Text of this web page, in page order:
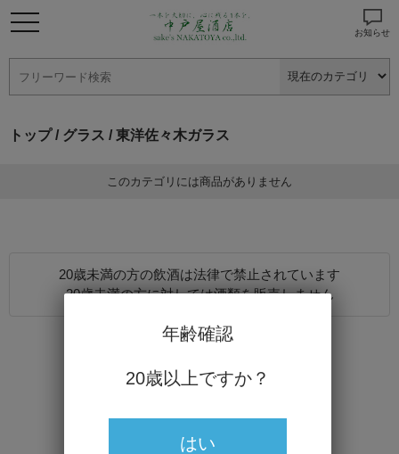
お知らせ
トップ/ グラス / 東洋佐々木ガラス
このカテゴリには商品がありません
20歳未満の方の飲酒は法律で禁止されています
20歳未満の方に対しては酒類を販売しません
年齢確認
20歳以上ですか？
はい